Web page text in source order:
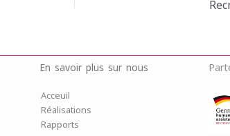
En savoir plus sur nous
Acceuil
Réalisations
Rapports